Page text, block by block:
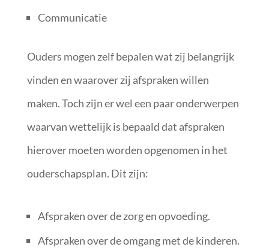
Communicatie
Ouders mogen zelf bepalen wat zij belangrijk
vinden en waarover zij afspraken willen
maken. Toch zijn er wel een paar onderwerpen
waarvan wettelijk is bepaald dat afspraken
hierover moeten worden opgenomen in het
ouderschapsplan. Dit zijn:
Afspraken over de zorg en opvoeding.
Afspraken over de omgang met de kinderen.